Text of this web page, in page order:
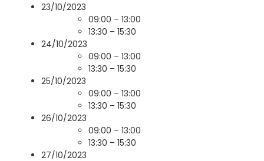
23/10/2023
09:00 – 13:00
13:30 – 15:30
24/10/2023
09:00 – 13:00
13:30 – 15:30
25/10/2023
09:00 – 13:00
13:30 – 15:30
26/10/2023
09:00 – 13:00
13:30 – 15:30
27/10/2023